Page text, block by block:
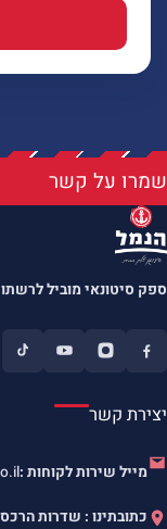
שמרו על קשר
ספק סיטונאי מוביל
יצירת קשר
מייל שירות לקוחות :
כתובתינו : שדרות הרכס 35 מודיעין מכבים רעות